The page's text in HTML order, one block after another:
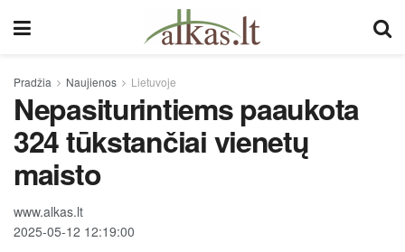
Pradžia Naujienos Lietuvoje
Nepasiturintiems paaukota
324 tūkstančiai vienetų
maisto
www.alkas.lt
2025-05-12 12:19:00